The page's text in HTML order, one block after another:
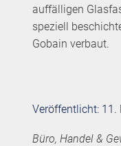
auffälligen
speziell
Gobain verbaut.
Veröffentlicht: 11.
Büro, Handel &